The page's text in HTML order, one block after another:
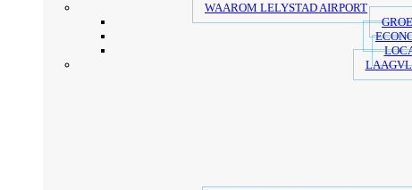
WAAROM LELYSTAD AIRPORT